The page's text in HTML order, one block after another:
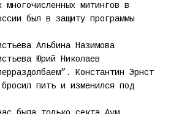
митингов в
был в защиту программы
Альбина Назимова
Юрий Николаев
Константин Эрнст
пить и изменился под